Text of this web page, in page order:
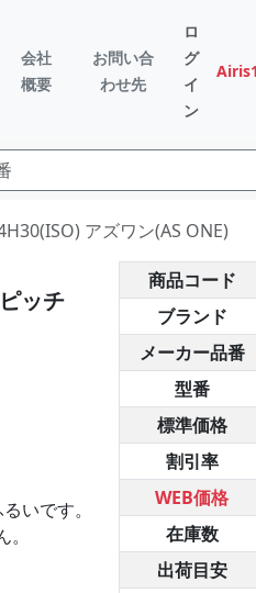
会社
概要
お問い合
わせ先
ロ
グ
イ
ン
アズワン(AS ONE)
ッチ
いです。
商品コード
ブランド
メーカー品番
型番
標準価格
割引率
WEB価格
在庫数
出荷目安